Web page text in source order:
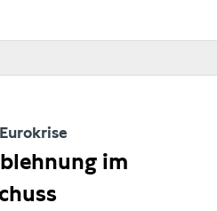
Eurokrise
im